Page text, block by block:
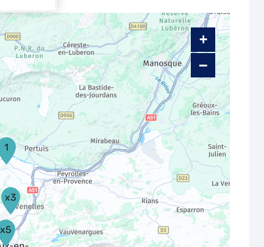
x5
1
x3
+
−